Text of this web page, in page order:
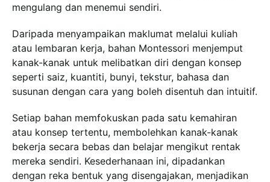
mengulang dan menemui sendiri.
Daripada menyampaikan maklumat melalui kuliah
atau lembaran kerja, bahan Montessori menjemput
kanak-kanak untuk melibatkan diri dengan konsep
seperti saiz, kuantiti, bunyi, tekstur, bahasa dan
susunan dengan cara yang boleh disentuh dan intuitif.
Setiap bahan memfokuskan pada satu kemahiran
atau konsep tertentu, membolehkan kanak-kanak
bekerja secara bebas dan belajar mengikut rentak
mereka sendiri. Kesederhanaan ini, dipadankan
dengan reka bentuk yang disengajakan, menjadikan